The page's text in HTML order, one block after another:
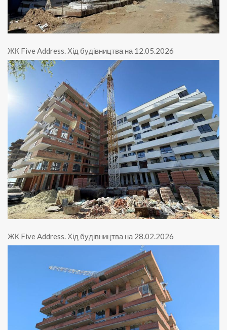
ЖК Five Address. Хід будівництва на 12.05.2026
ЖК Five Address. Хід будівництва на 28.02.2026